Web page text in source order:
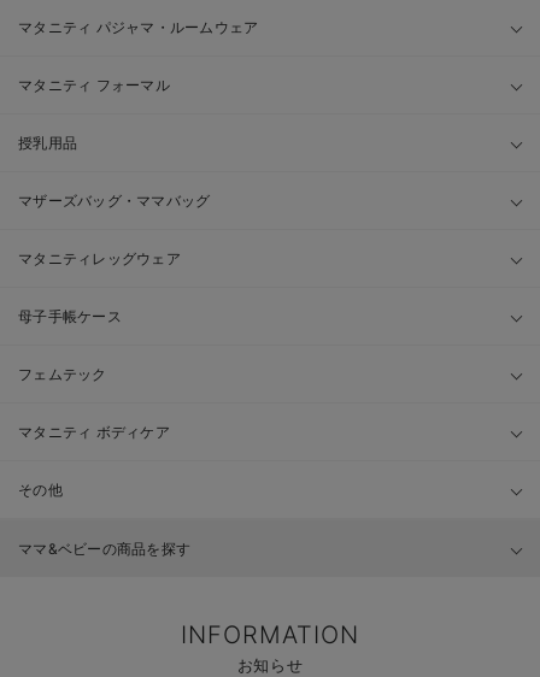
マタニティ パジャマ・ルームウェア
マタニティ フォーマル
授乳用品
マザーズバッグ・ママバッグ
マタニティレッグウェア
母子手帳ケース
フェムテック
マタニティ ボディケア
その他
ママ&ベビーの商品を探す
INFORMATION
お知らせ